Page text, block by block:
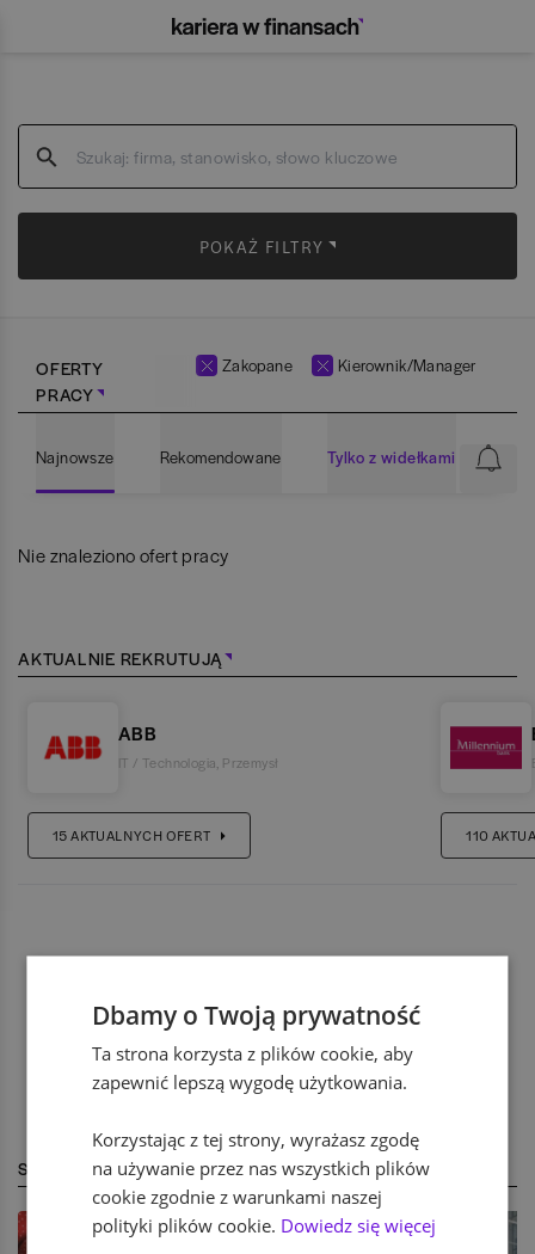
POKAŻ FILTRY
OFERTY
PRACY
Zakopane Kierownik/Manager
Najnowsze Rekomendowane Tylko z widełkami
Nie znaleziono ofert pracy
AKTUALNIE REKRUTUJĄ
ABB
IT / Technologia Przemysł
15AKTUALNYCH OFERT 110
STREFA EKSPERTA
Dbamy o Twoją prywatność
Ta strona korzysta z plików cookie, aby
zapewnić lepszą wygodę użytkowania.
Korzystając z tej strony, wyrażasz zgodę
na używanie przez nas wszystkich plików
cookie zgodnie z warunkami naszej
polityki plików cookie. Dowiedz się więcej